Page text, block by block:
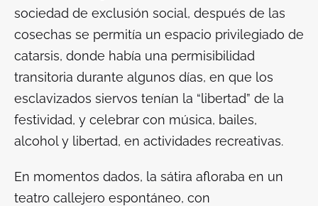
sociedad de exclusión social, después de las
cosechas se permitía un espacio privilegiado de
catarsis, donde había una permisibilidad
transitoria durante algunos días, en que los
esclavizados siervos tenían la “libertad” de la
festividad, y celebrar con música, bailes,
alcohol y libertad, en actividades recreativas.
En momentos dados, la sátira afloraba en un
teatro callejero espontáneo, con